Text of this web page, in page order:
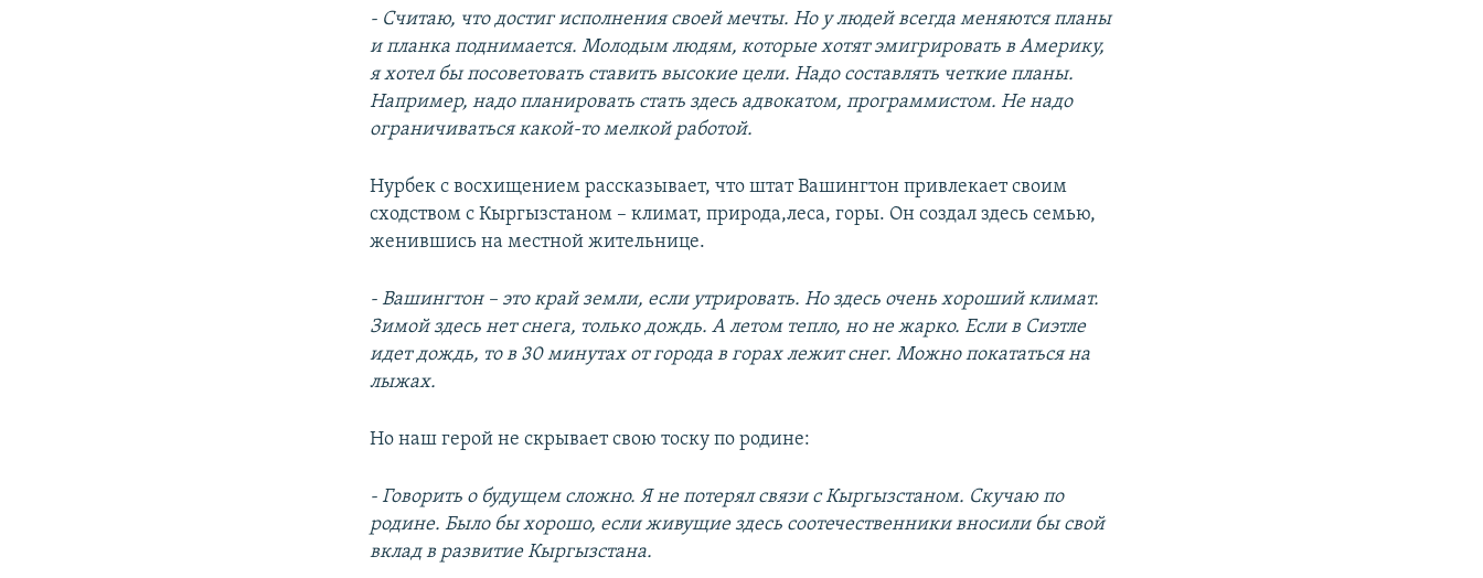
- Считаю, что достиг исполнения своей мечты. Но у людей всегда меняются планы
и планка поднимается. Молодым людям, которые хотят эмигрировать в Америку,
я хотел бы посоветовать ставить высокие цели. Надо составлять четкие планы.
Например, надо планировать стать здесь адвокатом, программистом. Не надо
ограничиваться какой-то мелкой работой.
Нурбек с восхищением рассказывает, что штат Вашингтон привлекает своим
сходством с Кыргызстаном – климат, природа,леса, горы. Он создал здесь семью,
женившись на местной жительнице.
- Вашингтон – это край земли, если утрировать. Но здесь очень хороший климат.
Зимой здесь нет снега, только дождь. А летом тепло, но не жарко. Если в Сиэтле
идет дождь, то в 30 минутах от города в горах лежит снег. Можно покататься на
лыжах.
Но наш герой не скрывает свою тоску по родине:
- Говорить о будущем сложно. Я не потерял связи с Кыргызстаном. Скучаю по
родине. Было бы хорошо, если живущие здесь соотечественники вносили бы свой
вклад в развитие Кыргызстана.